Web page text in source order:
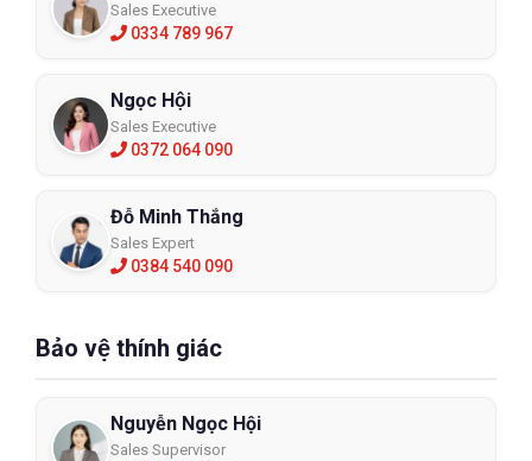
Sales Executive
0334 789 967
Ngọc Hội
Sales Executive
0372 064 090
Đỗ Minh Thắng
Sales Expert
0384 540 090
Bảo vệ thính giác
Nguyễn Ngọc Hội
Sales Supervisor